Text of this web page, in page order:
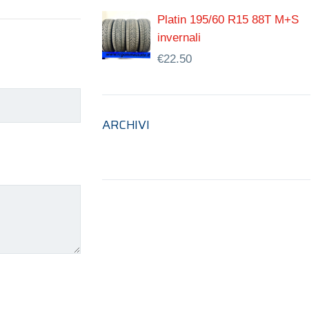
Platin 195/60 R15 88T M+S
invernali
€22.50
ARCHIVI